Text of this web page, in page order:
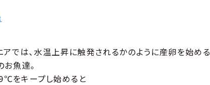
アでは、水温上昇に触発されるかのように産卵を始める
魚達。
をキープし始めると